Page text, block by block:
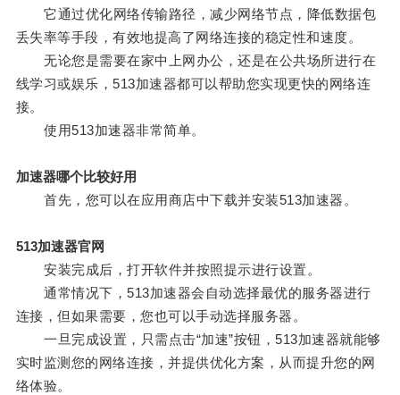
它通过优化网络传输路径，减少网络节点，降低数据包
丢失率等手段，有效地提高了网络连接的稳定性和速度。
无论您是需要在家中上网办公，还是在公共场所进行在
线学习或娱乐，513加速器都可以帮助您实现更快的网络连
接。
使用513加速器非常简单。
加速器哪个比较好用
首先，您可以在应用商店中下载并安装513加速器。
513加速器官网
安装完成后，打开软件并按照提示进行设置。
通常情况下，513加速器会自动选择最优的服务器进行
连接，但如果需要，您也可以手动选择服务器。
一旦完成设置，只需点击“加速”按钮，513加速器就能够
实时监测您的网络连接，并提供优化方案，从而提升您的网
络体验。